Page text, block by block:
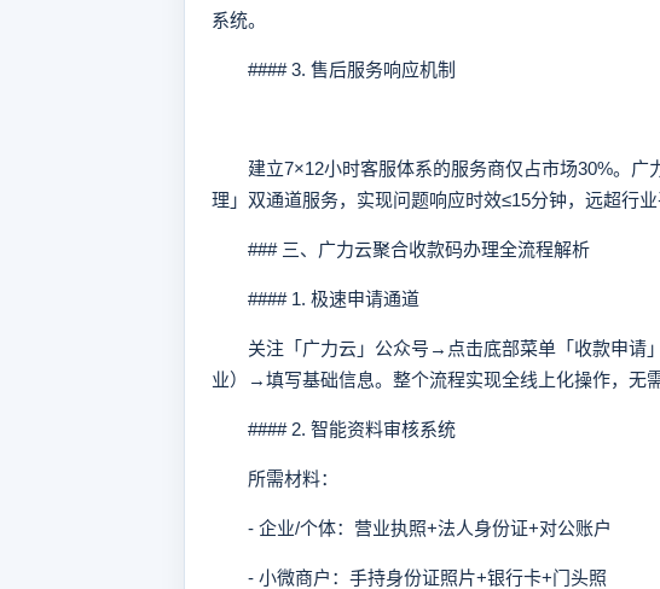
系统。
#### 3. 售后服务响应机制
建立7×12小时客服体系的服务商仅占市场30%。广
理」双通道服务，实现问题响应时效≤15分钟，远超行业
### 三、广力云聚合收款码办理全流程解析
#### 1. 极速申请通道
关注「广力云」公众号→点击底部菜单「收款申请
业）→填写基础信息。整个流程实现全线上化操作，无
#### 2. 智能资料审核系统
所需材料：
- 企业/个体：营业执照+法人身份证+对公账户
- 小微商户：手持身份证照片+银行卡+门头照